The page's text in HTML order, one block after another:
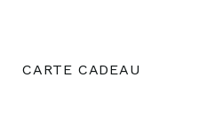
CARTE CADEAU